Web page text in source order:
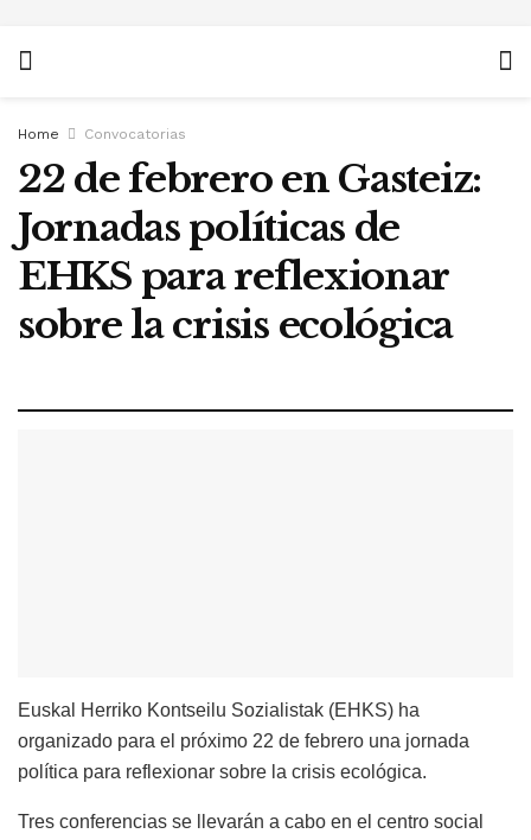
Home Convocatorias
22 de febrero en Gasteiz:
Jornadas políticas de
EHKS para reflexionar
sobre la crisis ecológica
Euskal Herriko Kontseilu Sozialistak (EHKS) ha
organizado para el próximo 22 de febrero una jornada
política para reflexionar sobre la crisis ecológica.
Tres conferencias se llevarán a cabo en el centro social